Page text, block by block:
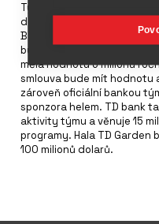
Týmy NBA Boston Celtics a
domovská hala TD Garden
Bank ohledně názvu haly.
bude až do roku 2045
měla hodnotu 6 milionů
smlouva bude mít hodnotu
zároveň oficiální bankou
sponzora helem. TD bank
aktivity týmu a věnuje 15
programy. Hala TD
100 milionů dolarů.